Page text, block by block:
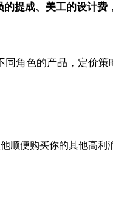
提成、美工的设计费
角色的产品，定价策
便购买你的其他高利